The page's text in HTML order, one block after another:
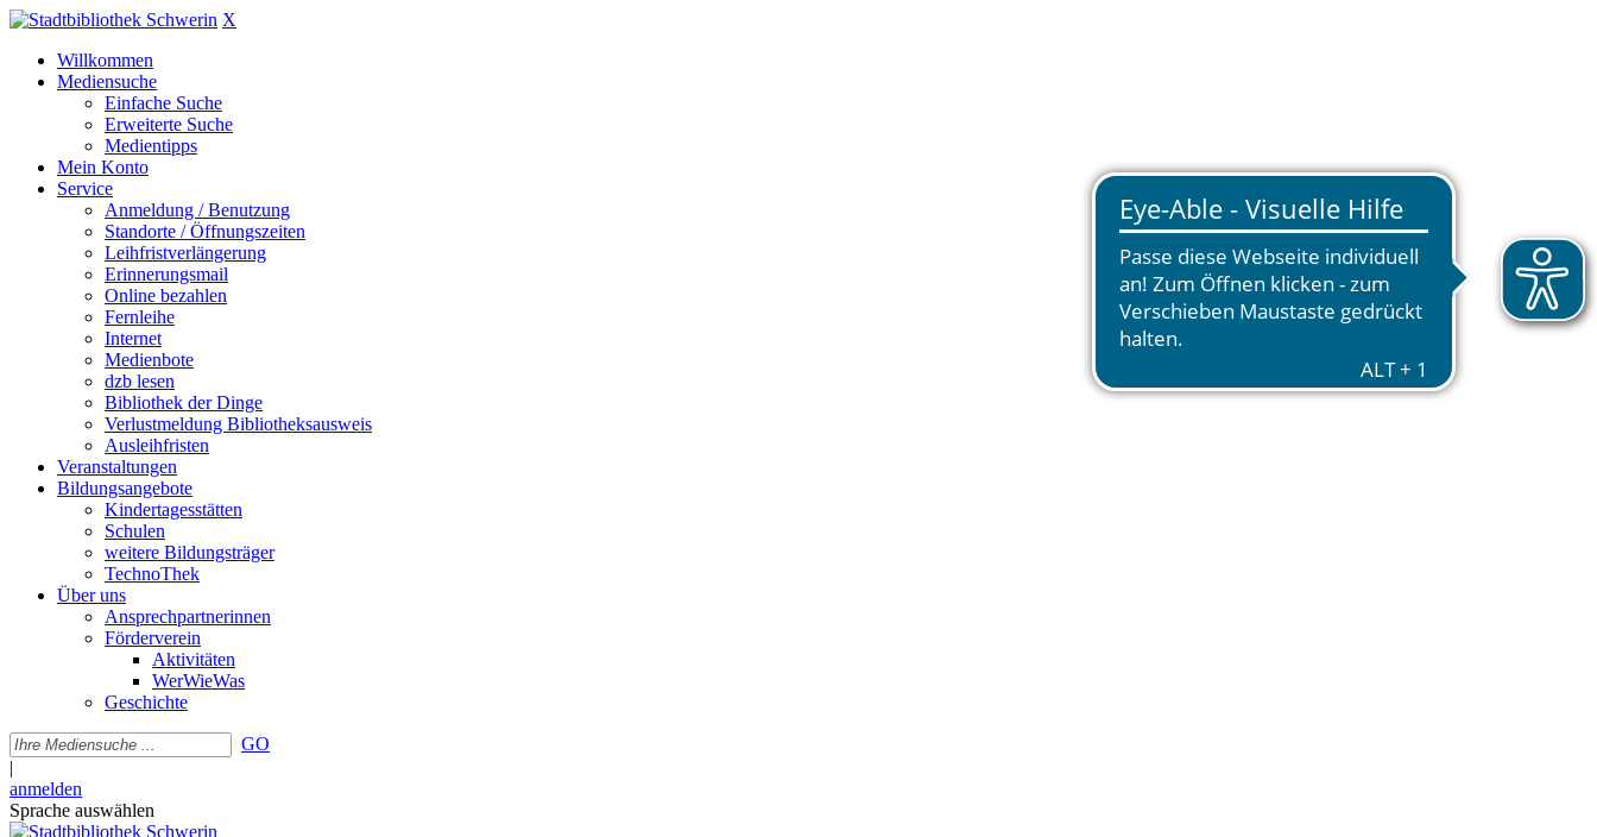
X
Willkommen
Mediensuche
Einfache Suche
Erweiterte Suche
Medientipps
Mein Konto
Service
Anmeldung / Benutzung
Standorte / Öffnungszeiten
Leihfristverlängerung
Erinnerungsmail
Online bezahlen
Fernleihe
Internet
Medienbote
dzb lesen
Bibliothek der Dinge
Verlustmeldung Bibliotheksausweis
Ausleihfristen
Veranstaltungen
Bildungsangebote
Kindertagesstätten
Schulen
weitere Bildungsträger
TechnoThek
Über uns
Ansprechpartnerinnen
Förderverein
Aktivitäten
WerWieWas
Geschichte
GO
|
anmelden
Sprache auswählen